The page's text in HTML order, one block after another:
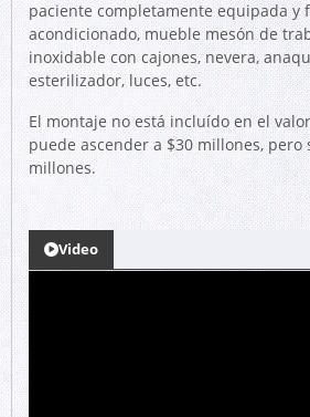
paciente completamente equipada y
acondicionado, mueble mesón de
inoxidable con cajones, nevera,
esterilizador, luces, etc.
El montaje no está incluído en el
puede ascender a $30 millones, pero
millones.
Video